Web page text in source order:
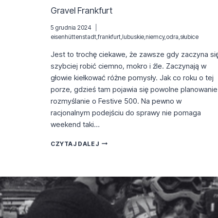
Gravel Frankfurt
5 grudnia 2024
eisenhüttenstadt,frankfurt lubuskie niemcy, odra słubice
Jest to trochę ciekawe, że zawsze gdy zaczyna
szybciej robić ciemno, mokro i źle. Zaczynają w
głowie kiełkować różne pomysły. Jak co roku o tej
porze, gdzieś tam pojawia się powolne
rozmyślanie o Festive 500. Na pewno w
racjonalnym podejściu do sprawy nie pomaga
weekend taki…
CZYTAJ DALEJGRAVEL